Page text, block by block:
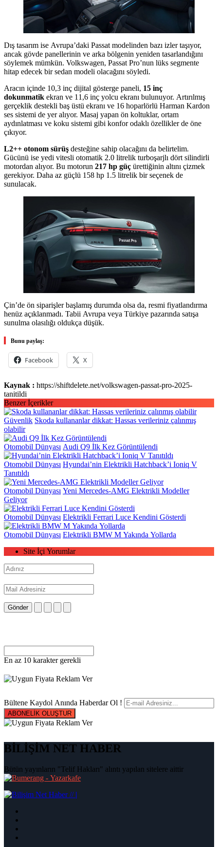
Dış tasarım ise Avrupa’daki Passat modelinden bazı izler taşıyor,
ancak gövde panellerinin ve arka bölgenin yeniden tasarlandığını
söylemek mümkün. Volkswagen, Passat Pro’nun lüks segmente
hitap edecek bir sedan modeli olacağını söyledi.
Aracın içinde 10,3 inç dijital gösterge paneli, 15 inç
dokunmatik ekran ve 11,6 inç yolcu ekranı bulunuyor. Artırılmış
gerçeklik destekli baş üstü ekranı ve 16 hoparlörlü Harman Kardon
ses sistemi de yer alıyor. Masaj yapan ön koltuklar, ortam
aydınlatması ve koku sistemi gibi konfor odaklı özellikler de öne
çıkıyor.
L2++ otonom sürüş desteğine sahip olacağını da belirtelim.
Gücünü ise yedi vitesli otomatik 2.0 litrelik turboşarjlı dört silindirli
motordan alıyor. Bu motorun 217 hp güç ürettiğinin altını çizmek
gerekiyor. Daha az güçlü 158 hp 1.5 litrelik bir seçenek de
sunulacak.
Çin’de ön siparişler başlamış durumda olsa da, resmi fiyatlandırma
henüz açıklanmadı. Tabii Avrupa veya Türkiye pazarında satışa
sunulma olasılığı oldukça düşük.
Bunu paylaş:
Facebook X
Kaynak : https://shiftdelete.net/volkswagen-passat-pro-2025-
tanitildi
Benzer İçerikler
Güvenlik Skoda kullananlar dikkat: Hassas verileriniz çalınmış
olabilir
Otomobil Dünyası Audi Q9 İlk Kez Görüntülendi
Otomobil Dünyası Hyundai’nin Elektrikli Hatchback’i Ioniq V
Tanıtıldı
Otomobil Dünyası Yeni Mercedes-AMG Elektrikli Modeller
Geliyor
Otomobil Dünyası Elektrikli Ferrari Luce Kendini Gösterdi
Otomobil Dünyası Elektrikli BMW M Yakında Yollarda
Site İçi Yorumlar
Gönder
En az 10 karakter gerekli
Bültene Kaydol Anında Haberdar Ol !
ABONELİK OLUŞTUR
BİLİŞİM NET HABER
Bütün yayınların "Telif Hakları" alıntı yapılan sitelere aittir
|